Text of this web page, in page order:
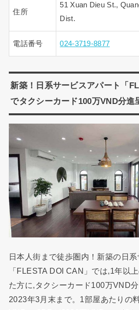
住所
51 Xuan Dieu St.,
Dist.
電話番号 024-3719-8877
新築！日系サービスアパート「
でタクシーカード100万VND分進
日本人街まで徒歩圏内！新築の日系
「FLESTA DOI CAN」では,1年以
た方に,タクシーカード100万VND分
2023年3月末まで。1部屋あたりの